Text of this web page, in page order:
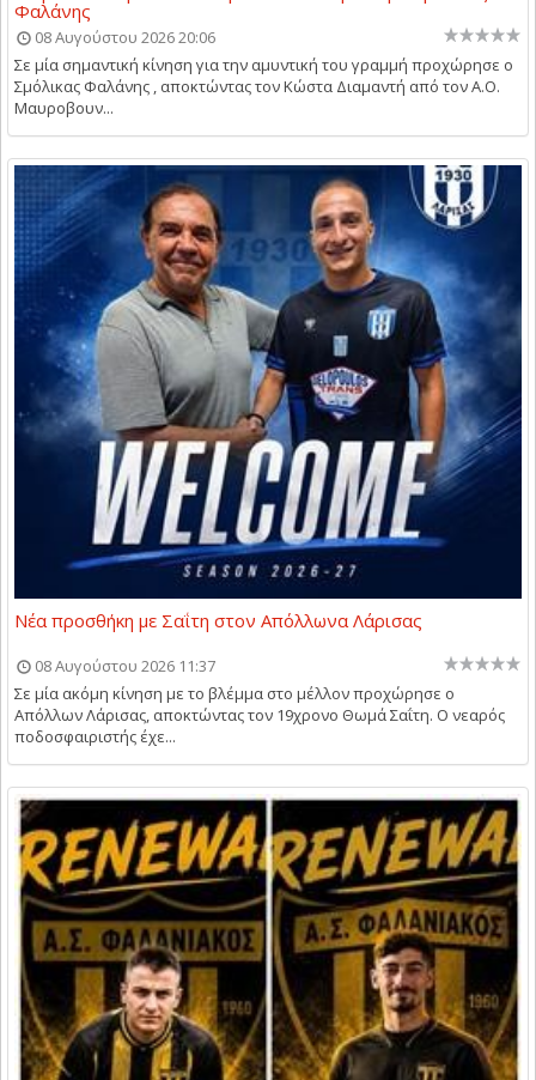
Φαλάνης
08 Αυγούστου 2026 20:06
Σε μία σημαντική κίνηση για την αμυντική του γραμμή προχώρησε ο
Σμόλικας Φαλάνης , αποκτώντας τον Κώστα Διαμαντή από τον Α.Ο.
Μαυροβουν...
Νέα προσθήκη με Σαΐτη στον Απόλλωνα Λάρισας
08 Αυγούστου 2026 11:37
Σε μία ακόμη κίνηση με το βλέμμα στο μέλλον προχώρησε ο
Απόλλων Λάρισας, αποκτώντας τον 19χρονο Θωμά Σαΐτη. Ο νεαρός
ποδοσφαιριστής έχε...